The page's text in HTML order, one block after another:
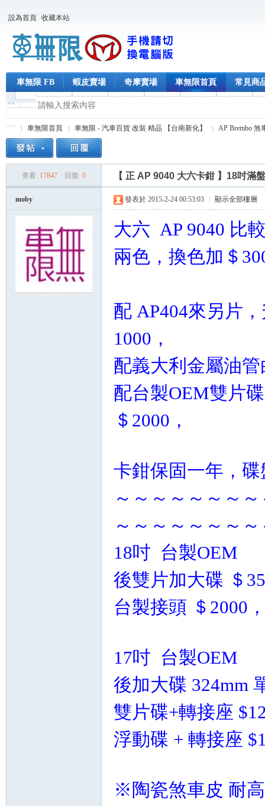
設為首頁 收藏本站
車無限 FB 蝦皮賣場 奇摩賣場 車無限首頁 常見商
車無限首頁 車無限 - 汽車百貨 改裝 精品 【台南新化】
›
AP Brembo 煞
查看: 17847 回復: 0 【 正 AP 9040 大六卡鉗 】18吋滿
moby 發表於 2015-2-24 00:53:03 顯示全部樓層
大六 AP 9040 比
兩色，換色加＄
配 AP404來另片，
1000，
配義大利金屬油
配台製OEM雙片
＄2000，
卡鉗保固一年，
～～～～～～～
～～～～～～～
18吋 台製OEM
後雙片加大碟 ＄
台製接頭 ＄2000
17吋 台製OEM
後加大碟 324mm
雙片碟+轉接座
浮動碟 + 轉接座
※陶瓷煞車皮 耐